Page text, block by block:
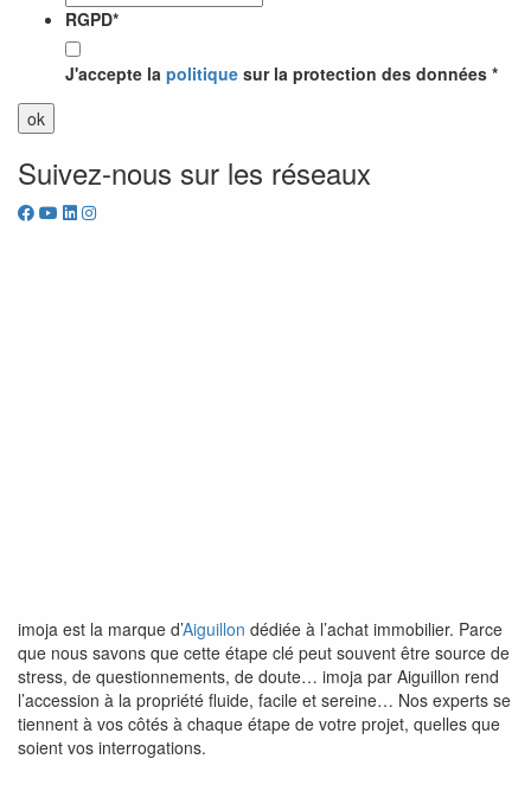
RGPD*
J'accepte la politique sur la protection des données *
Suivez-nous sur les réseaux
imoja est la marque d’Aiguillon dédiée à l’achat immobilier. Parce
que nous savons que cette étape clé peut souvent être source de
stress, de questionnements, de doute… imoja par Aiguillon rend
l’accession à la propriété fluide, facile et sereine… Nos experts se
tiennent à vos côtés à chaque étape de votre projet, quelles que
soient vos interrogations.